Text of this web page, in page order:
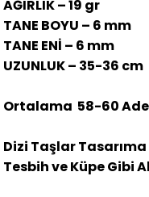
AĞIRLIK – 19 gr
TANE BOYU – 6 mm
TANE ENİ – 6 mm
UZUNLUK – 35-36 cm
Ortalama 58-60
Dizi Taşlar
Tesbih ve Küpe Gibi